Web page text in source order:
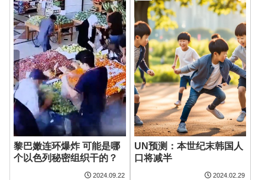
黎巴嫩连环爆炸 可能是哪
个以色列秘密组织干的？
2024.09.22
UN预测：本世纪末韩国人
口将减半
2024.02.29